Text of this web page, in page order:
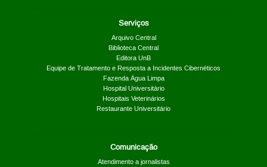
Serviços
Arquivo Central
Biblioteca Central
Editora UnB
Equipe de Tratamento e Resposta a Incidentes Cibernéticos
Fazenda Água Limpa
Hospital Universitário
Hospitais Veterinários
Restaurante Universitário
Comunicação
Atendimento a jornalistas